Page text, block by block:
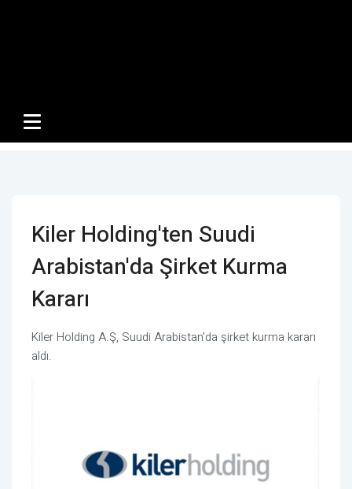
Kiler Holding'ten Suudi
Arabistan'da Şirket Kurma
Kararı
Kiler Holding A.Ş, Suudi Arabistan'da şirket kurma kararı
aldı.